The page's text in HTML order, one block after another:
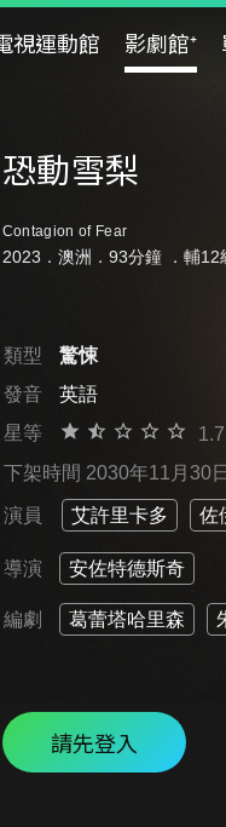
視運動館 影劇館⁺
恐動雪梨
Contagion of Fear
2023．澳洲．93分鐘 ． 輔12
類型
驚悚
發音
英語
星等
1.7
下架時間 2030年11月30日
演員 艾許里卡多 佐
導演 安佐特德斯奇
編劇 葛蕾塔哈里森
請先登入